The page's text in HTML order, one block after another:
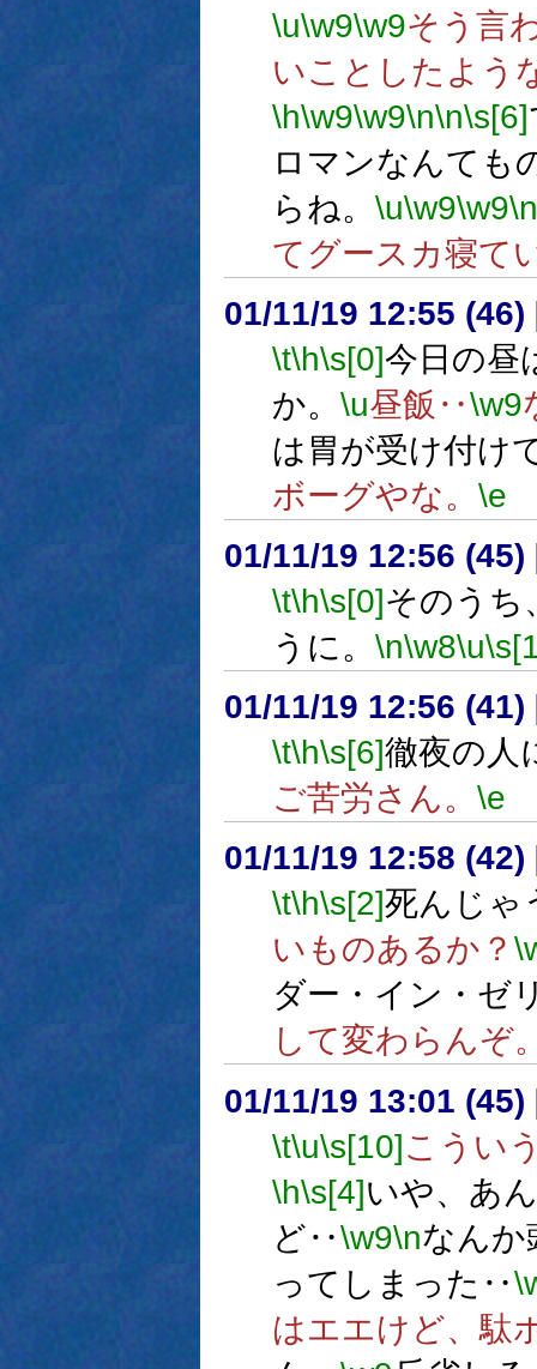
\u\w9\w9そう言
いことしたよう
\h\w9\w9\n\n\s[6]
ロマンなんても
らね。 \u\w9\w9\n
てグースカ寝て
01/11/19 12:55 (46)
\t\h\s[0]今日の昼
か。 \u昼飯‥\w9
は胃が受け付け
ボーグやな。 \e
01/11/19 12:56 (45)
\t\h\s[0]そのうち
うに。 \n\w8\u
01/11/19 12:56 (41)
\t\h\s[6]徹夜の人
ご苦労さん。 \e
01/11/19 12:58 (42)
\t\h\s[2]死んじゃ
いものあるか？
ダー・イン・ゼ
して変わらんぞ
01/11/19 13:01 (45)
\t\u\s[10]こうい
\h\s[4]いや、あ
ど‥\w9\nなんか
ってしまった‥
はエエけど、駄